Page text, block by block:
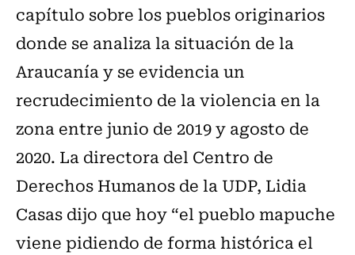
capítulo sobre los pueblos originarios
donde se analiza la situación de la
Araucanía y se evidencia un
recrudecimiento de la violencia en la
zona entre junio de 2019 y agosto de
2020. La directora del Centro de
Derechos Humanos de la UDP, Lidia
Casas dijo que hoy “el pueblo mapuche
viene pidiendo de forma histórica el